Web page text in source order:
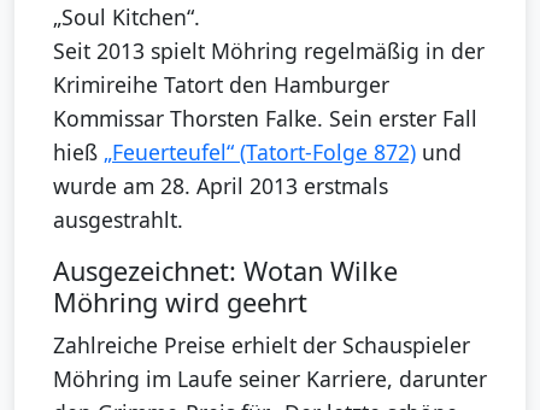
„Soul Kitchen“.
Seit 2013 spielt Möhring regelmäßig in der
Krimireihe Tatort den Hamburger
Kommissar Thorsten Falke. Sein erster Fall
hieß „Feuerteufel“ (Tatort-Folge 872) und
wurde am 28. April 2013 erstmals
ausgestrahlt.
Ausgezeichnet: Wotan Wilke
Möhring wird geehrt
Zahlreiche Preise erhielt der Schauspieler
Möhring im Laufe seiner Karriere, darunter